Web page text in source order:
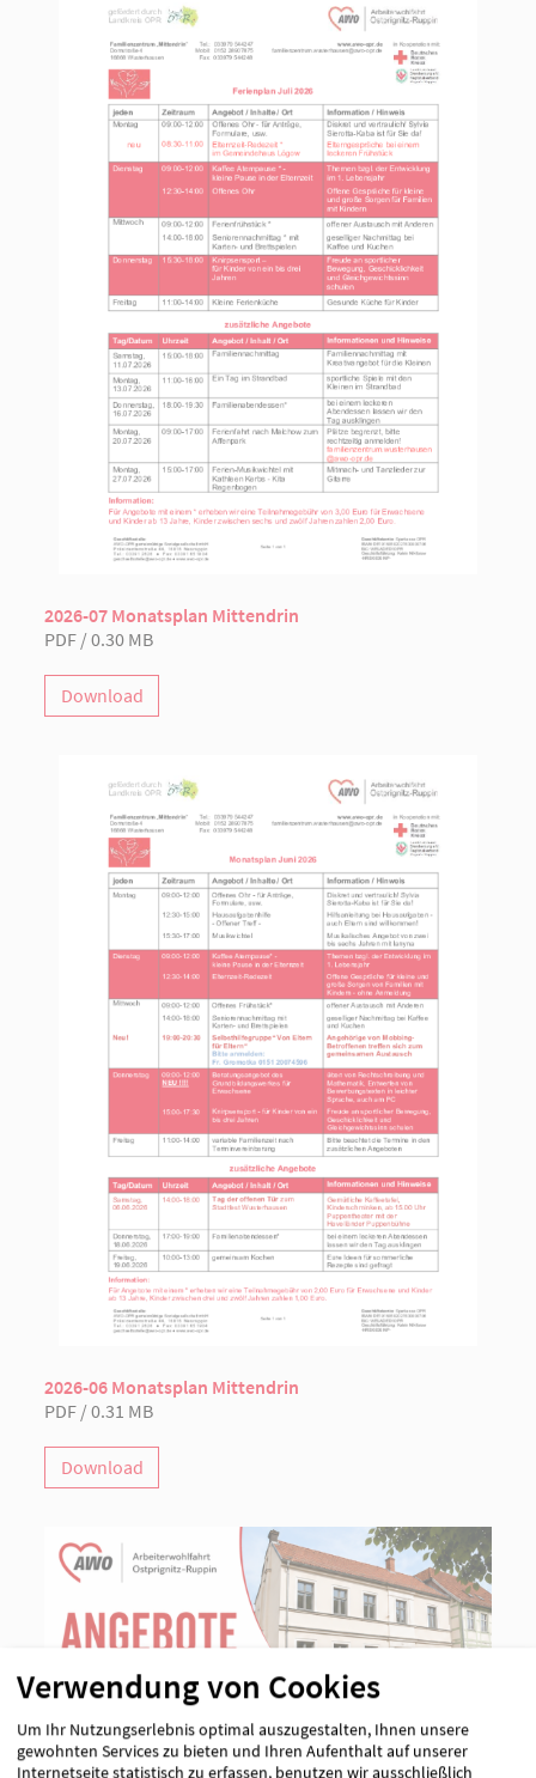
2026-07 Monatsplan Mittendrin
PDF / 0.30 MB
Download
2026-06 Monatsplan Mittendrin
PDF / 0.31 MB
Download
Verwendung von Cookies
Um Ihr Nutzungserlebnis optimal auszugestalten, Ihnen unsere
gewohnten Services zu bieten und Ihren Aufenthalt auf unserer
Internetseite statistisch zu erfassen, benutzen wir ausschließlich